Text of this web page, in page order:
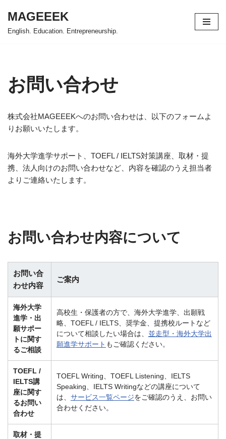
コ
ツ
へ
キ
ッ
MAGEEEK
English. Education. Entrepreneurship.
お問い合わせ
株式会社MAGEEEKへのお問い合わせは、以下のフォームよ
りお願いいたします。
海外大学進学サポート、TOEFL / IELTS対策講座、取材・提
携、法人向けのお問い合わせなど、内容を確認のうえ担当者
よりご連絡いたします。
お問い合わせ内容について
お問い合
わせ内容
ご案内
海外大学
進学・出
願サポー
トに関す
るご相談
高校生・保護者の方で、海外大学進学、出願戦
略、TOEFL / IELTS、奨学金、提携校ルートなど
について相談したい場合は、 並走型・海外大学出
願進学サポート もご確認ください。
TOEFL /
IELTS講
座に関す
るお問い
合わせ
TOEFL Writing、TOEFL Listening、IELTS
Speaking、IELTS Writingなどの講座について
は、 サービス一覧ページをご確認のうえ、お問い
合わせください。
取材・提